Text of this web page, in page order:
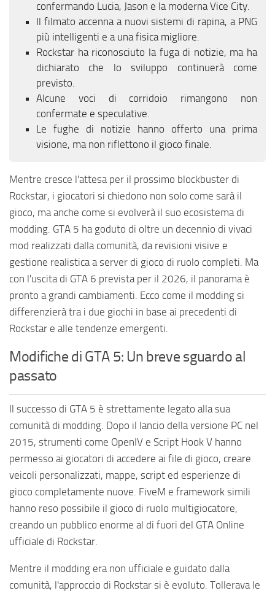
confermando Lucia, Jason e la moderna Vice City.
Il filmato accenna a nuovi sistemi di rapina, a PNG
più intelligenti e a una fisica migliore.
Rockstar ha riconosciuto la fuga di notizie, ma ha
dichiarato che lo sviluppo continuerà come
previsto.
Alcune voci di corridoio rimangono non
confermate e speculative.
Le fughe di notizie hanno offerto una prima
visione, ma non riflettono il gioco finale.
Mentre cresce l'attesa per il prossimo blockbuster di
Rockstar, i giocatori si chiedono non solo come sarà il
gioco, ma anche come si evolverà il suo ecosistema di
modding. GTA 5 ha goduto di oltre un decennio di vivaci
mod realizzati dalla comunità, da revisioni visive e
gestione realistica a server di gioco di ruolo completi. Ma
con l'uscita di GTA 6 prevista per il 2026, il panorama è
pronto a grandi cambiamenti. Ecco come il modding si
differenzierà tra i due giochi in base ai precedenti di
Rockstar e alle tendenze emergenti.
Modifiche di GTA 5: Un breve sguardo al
passato
Il successo di GTA 5 è strettamente legato alla sua
comunità di modding. Dopo il lancio della versione PC nel
2015, strumenti come OpenIV e Script Hook V hanno
permesso ai giocatori di accedere ai file di gioco, creare
veicoli personalizzati, mappe, script ed esperienze di
gioco completamente nuove. FiveM e framework simili
hanno reso possibile il gioco di ruolo multigiocatore,
creando un pubblico enorme al di fuori del GTA Online
ufficiale di Rockstar.
Mentre il modding era non ufficiale e guidato dalla
comunità, l'approccio di Rockstar si è evoluto. Tollerava le